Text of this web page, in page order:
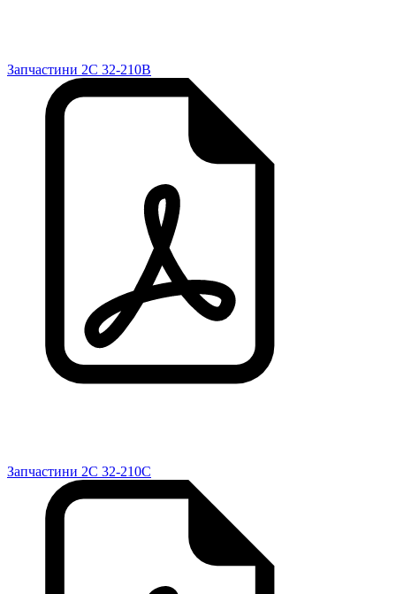
Запчастини 2C 32-210B
Запчастини 2C 32-210C